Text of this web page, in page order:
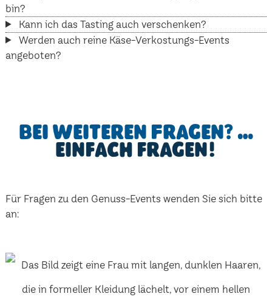
bin?
Kann ich das Tasting auch verschenken?
Werden auch reine Käse-Verkostungs-Events
angeboten?
Bei weiteren Fragen? …
einfach fragen!
Für Fragen zu den Genuss-Events wenden Sie sich bitte
an: